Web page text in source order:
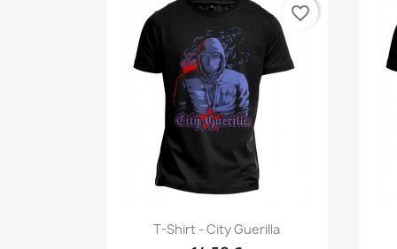
Vorschau
T-Shirt - City Guerilla
favorite_border